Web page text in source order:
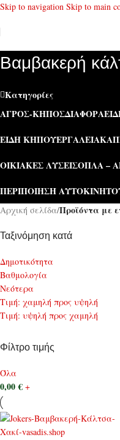
Skip to navigation Skip to main
Βαμβακερή
Κατηγορίες
ΑΓΡΌΣ-ΚΉΠΟΣΔΙΆΦΟΡΑ
ΕΊΔΗ ΚΉΠΟΥΕΡΓΑΛΕΊΑ
ΟΙΚΙΑΚΈΣ ΛΎΣΕΙΣΌΠΛΑ –
ΠΕΡΙΠΟΊΗΣΗ
Αρχική σελίδα/Προϊόντα με
Ταξινόμηση κατά
Δημοτικότητα
Bαθμολογία
Νεότερα
Τιμή: χαμηλή προς υψηλή
Τιμή: υψηλή προς χαμηλή
Φίλτρο τιμής
Όλα
0,00€ +